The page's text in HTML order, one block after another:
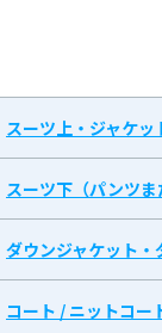
スーツ上・ジャケッ
スーツ下（パンツま
ダウンジャケット・
コート / ニットコー